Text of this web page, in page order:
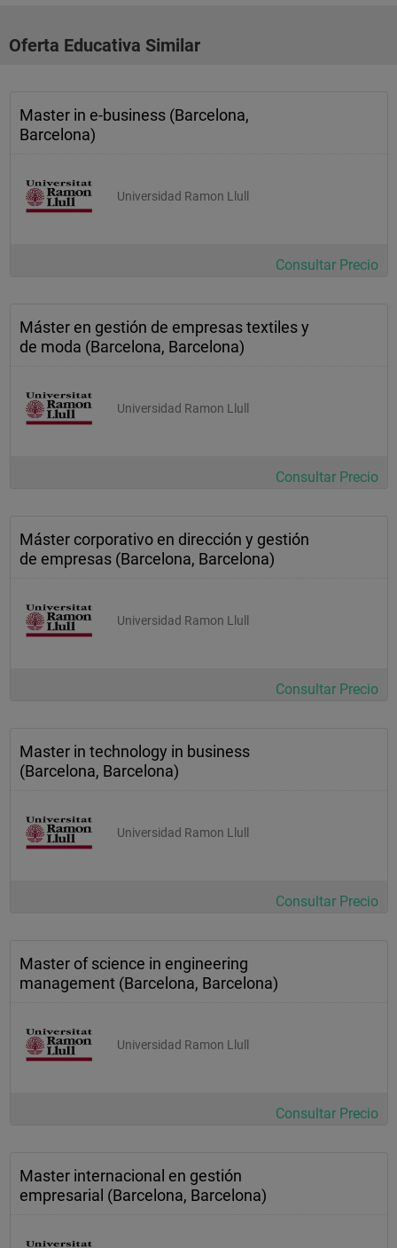
Oferta Educativa Similar
Master in e-business (Barcelona,
Barcelona)
Universidad Ramon Llull
Consultar Precio
Máster en gestión de empresas textiles y
de moda (Barcelona, Barcelona)
Universidad Ramon Llull
Consultar Precio
Máster corporativo en dirección y gestión
de empresas (Barcelona, Barcelona)
Universidad Ramon Llull
Consultar Precio
Master in technology in business
(Barcelona, Barcelona)
Universidad Ramon Llull
Consultar Precio
Master of science in engineering
management (Barcelona, Barcelona)
Universidad Ramon Llull
Consultar Precio
Master internacional en gestión
empresarial (Barcelona, Barcelona)